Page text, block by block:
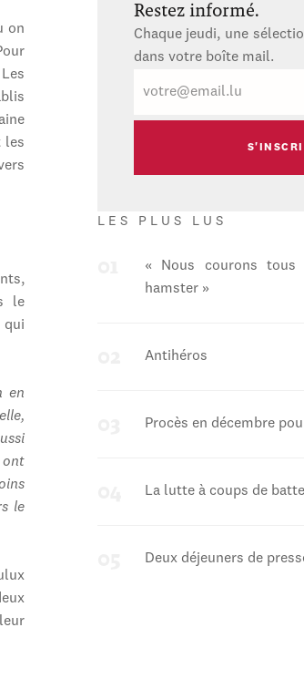
on
les
le
qui
en
ont
le
Restez informé.
Chaque jeudi, une
dans votre boîte mail.
mail
LES PLUS LUS
« Nous courons
hamster »
Antihéros
Procès en décembre
La lutte à coups de
Deux déjeuners de